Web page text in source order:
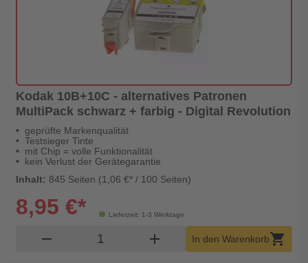
Kodak 10B+10C - alternatives Patronen
MultiPack schwarz + farbig - Digital Revolution
geprüfte Markenqualität
Testsieger Tinte
mit Chip = volle Funktionalität
kein Verlust der Gerätegarantie
Inhalt: 845 Seiten (1,06 €* / 100 Seiten)
Lieferzeit: 1-3 Werktage
8,95 €*
remove Produkt Warenkorb Menge
add In den Warenkorbshopping_cart